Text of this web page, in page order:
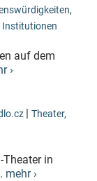
,
Institutionen
auf dem
›
| Theater,
in
mehr ›